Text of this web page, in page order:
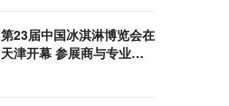
第23届中国冰淇淋博览会在
天津开幕 参展商与专业观